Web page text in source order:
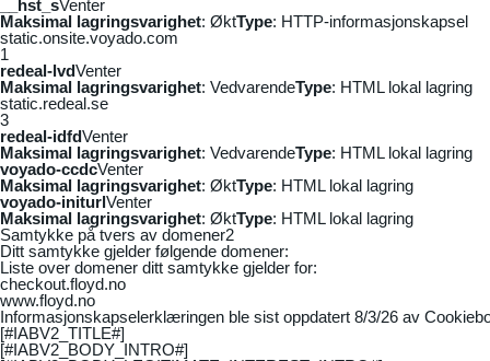
__hst_sVenter
Maksimal lagringsvarighet: ØktType: HTTP-informasjonskapsel
static.onsite.voyado.com
1
redeal-lvdVenter
Maksimal lagringsvarighet: VedvarendeType: HTML lokal lagring
static.redeal.se
3
redeal-idfdVenter
Maksimal lagringsvarighet: VedvarendeType: HTML lokal lagring
voyado-ccdcVenter
Maksimal lagringsvarighet: ØktType: HTML lokal lagring
voyado-initurlVenter
Maksimal lagringsvarighet: ØktType: HTML lokal lagring
Samtykke på tvers av domener2
Ditt samtykke gjelder følgende domener:
Liste over domener ditt samtykke gjelder for:
checkout.floyd.no
www.floyd.no
Informasjonskapselerklæringen ble sist oppdatert 8/3/26 av
[#IABV2_TITLE#]
[#IABV2_BODY_INTRO#]